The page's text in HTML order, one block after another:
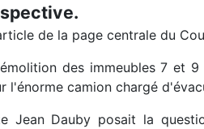
de la page centrale du
des immeubles 7 et
l'énorme camion chargé
Jean Dauby posait la